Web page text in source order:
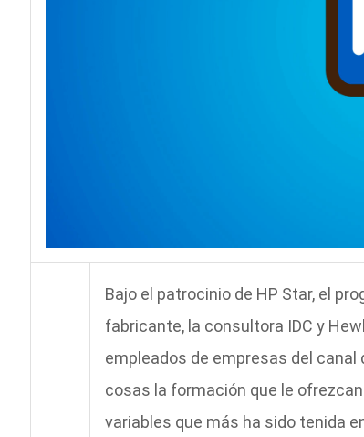
Bajo el patrocinio de HP Star, el
fabricante, la consultora IDC y
empleados de empresas del
cosas la formación que le
variables que más ha sido tenida